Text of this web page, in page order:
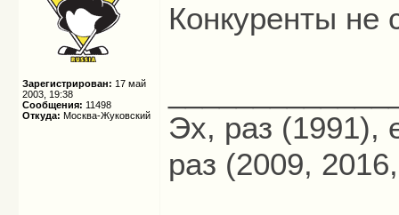
Зарегистрирован: 17 май
2003, 19:38
Сообщения: 11498
Откуда: Москва-Жуковский
Конкуренты не
Эх, раз (1991),
раз (2009,